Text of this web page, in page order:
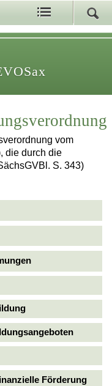
vom
die durch die
S. 343)
Förderung